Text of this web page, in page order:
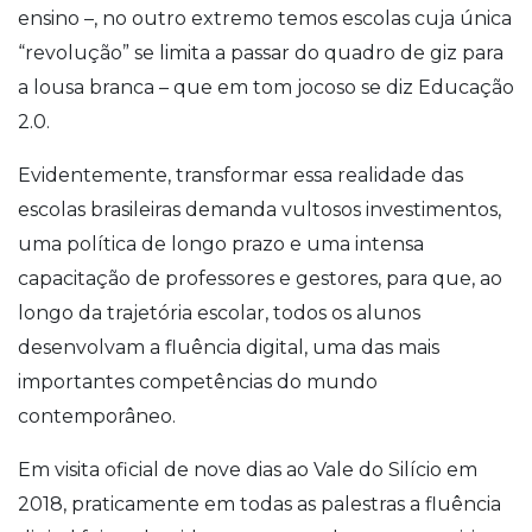
ensino –, no outro extremo temos escolas cuja única
“revolução” se limita a passar do quadro de giz para
a lousa branca – que em tom jocoso se diz Educação
2.0.
Evidentemente, transformar essa realidade das
escolas brasileiras demanda vultosos investimentos,
uma política de longo prazo e uma intensa
capacitação de professores e gestores, para que, ao
longo da trajetória escolar, todos os alunos
desenvolvam a fluência digital, uma das mais
importantes competências do mundo
contemporâneo.
Em visita oficial de nove dias ao Vale do Silício em
2018, praticamente em todas as palestras a fluência